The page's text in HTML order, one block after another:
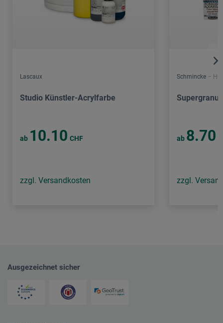
Lascaux
Studio Künstler-Acrylfarbe
ab 10.10 CHF
zzgl. Versandkosten
Schmincke –
ab 8.70
zzgl.
Ausgezeichnet sicher